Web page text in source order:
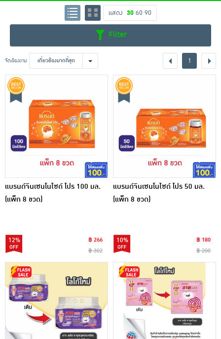
เครื่องดื่มและผงชงดื่ม
เครื่องปรุงรสและของแห้ง
ขนมขบเคี้ยว และช็อคโกแลต
อาหารสด ผัก ผลไม้และเบเกอรี่
พระเครื่อง test pop
แสดง 30 60 90
Filter
จัดเรียงตาม เกี่ยวข้องมากที่สุด 1
แบรนด์จินเซนโนไซด์ โปร 100 มล.
(แพ็ก 8 ขวด)
12%
฿ 266
฿ 302
แบรนด์จินเซนโนไซด์ โปร 50 มล.
(แพ็ก 8 ขวด)
10%
฿ 180
฿ 200